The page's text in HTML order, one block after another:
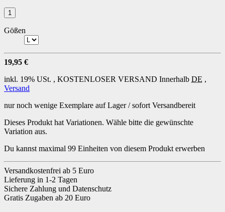
Gößen
19,95 €
inkl. 19% USt. , KOSTENLOSER VERSAND Innerhalb DE ,
Versand
nur noch wenige Exemplare auf Lager / sofort Versandbereit
Dieses Produkt hat Variationen. Wähle bitte die gewünschte
Variation aus.
Du kannst maximal 99 Einheiten von diesem Produkt erwerben
Versandkostenfrei ab 5 Euro
Lieferung in 1-2 Tagen
Sichere Zahlung und Datenschutz
Gratis Zugaben ab 20 Euro